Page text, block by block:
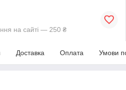
на сайті — 250 ₴
Доставка Оплата Умови